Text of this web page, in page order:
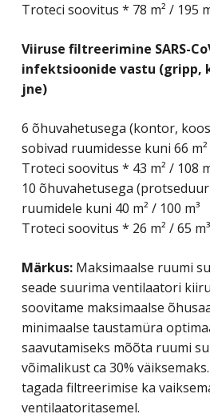
Troteci soovitus * 78 m² / 195
Viiruse filtreerimine SARS-
infektsioonide vastu (gripp,
jne)
6 õhuvahetusega (kontor,
sobivad ruumidesse kuni 66 m²
Troteci soovitus * 43 m² / 108
10 õhuvahetusega
ruumidele kuni 40 m² / 100 m³
Troteci soovitus * 26 m² / 65 m³
Märkus:Maksimaalse ruumi
seade suurima ventilaatori
soovitame maksimaalse
minimaalse taustamüra
saavutamiseks mõõta ruumi
võimalikust ca 30%
tagada filtreerimise ka
ventilaatoritasemel.